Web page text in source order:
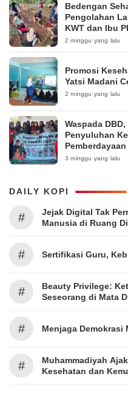
Bedengan
Pengolahan
KWT dan Ibu
Pakintelan
2 minggu yang lalu
Promosi
Yatsi Madani
2 minggu yang lalu
Waspada
Penyuluhan
Surabaya 2026
3 minggu yang lalu
DAILY KOPI
#
Jejak Digital Tak
Manusia di Ruang
# Sertifikasi Guru,
#
Beauty Privilege:
Seseorang di Mata
# Menjaga Demokrasi
#
Muhammadiyah
Kesehatan dan